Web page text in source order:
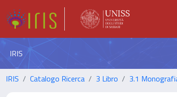
IRIS
IRIS Catalogo Ricerca 3 Libro 3.1